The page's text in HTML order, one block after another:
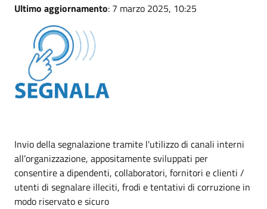
Ultimo aggiornamento: 7 marzo 2025, 10:25
Invio della segnalazione tramite l'utilizzo di canali interni
all’organizzazione, appositamente sviluppati per
consentire a dipendenti, collaboratori, fornitori e clienti /
utenti di segnalare illeciti, frodi e tentativi di corruzione in
modo riservato e sicuro